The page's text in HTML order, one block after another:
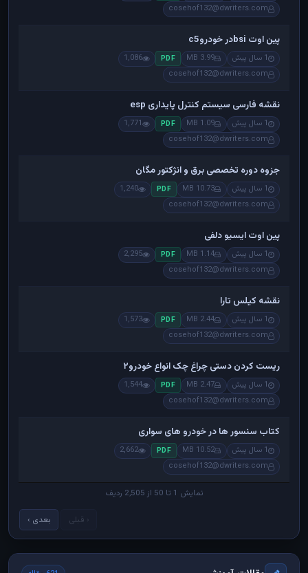
cosehof132@dwriters.com
پین اوت bsiدر خودروc5
1 سال پیش 3.99 MB
PDF
1,086
cosehof132@dwriters.com
نقشه فارسی سیستم کنترل پایداری esp
1 سال پیش 1.09 MB
PDF
1,771
cosehof132@dwriters.com
جزوه دوره تخصصی برق و انژکتور مگان
1 سال پیش 10.73 MB
PDF
1,240
cosehof132@dwriters.com
پین اوت ایسیو دلفی
1 سال پیش 1.14 MB
PDF
2,295
cosehof132@dwriters.com
نقشه کیلس تارا
1 سال پیش 2.44 MB
PDF
1,573
cosehof132@dwriters.com
ریست کردن دستی چراغ چک انواع خودرو۲
1 سال پیش 2.47 MB
PDF
1,544
cosehof132@dwriters.com
کتاب سنسور ها در خودرو های سواری
1 سال پیش 10.52 MB
PDF
2,662
cosehof132@dwriters.com
نمایش 1 تا 50 از 2,505 ردیف
‹ قبلی بعدی ›